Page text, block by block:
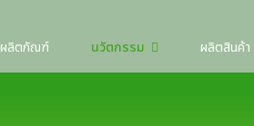
ผลิตภัณฑ์ นวัตกรรม ผลิตสินค้า